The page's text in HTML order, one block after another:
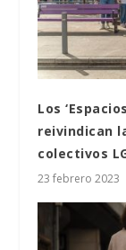
Los
reivindican
colectivos
23 febrero 2023